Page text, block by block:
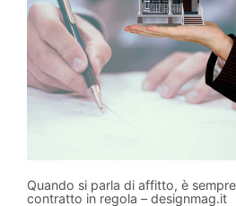
Quando si parla di affitto, è
contratto in regola – designmag.it